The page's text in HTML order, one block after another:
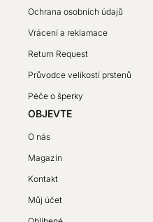
Ochrana osobních údajů
Vrácení a reklamace
Return Request
Průvodce velikostí prstenů
Péče o šperky
OBJEVTE
O nás
Magazín
Kontakt
Můj účet